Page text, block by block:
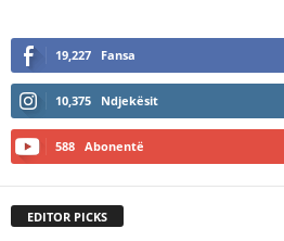
19,227 Fansa
10,375 Ndjekësit
588 Abonentë
EDITOR PICKS